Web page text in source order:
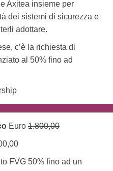
Axitea insieme per
dei sistemi di sicurezza e
adottare.
c’è la richiesta di
al 50% fino ad
Euro 1.800,00
FVG 50% fino ad un